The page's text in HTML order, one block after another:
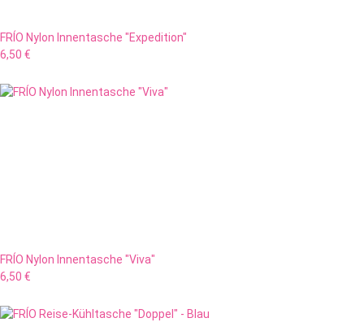
FRÍO Nylon Innentasche "Expedition"
6,50 €
FRÍO Nylon Innentasche "Viva"
6,50 €